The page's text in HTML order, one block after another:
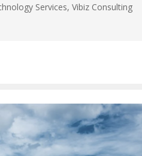
Services, Vibiz Consulting